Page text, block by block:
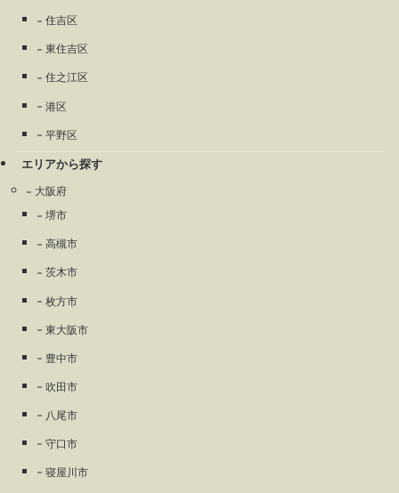
住吉区
東住吉区
住之江区
港区
平野区
エリアから探す
大阪府
堺市
高槻市
茨木市
枚方市
東大阪市
豊中市
吹田市
八尾市
守口市
寝屋川市